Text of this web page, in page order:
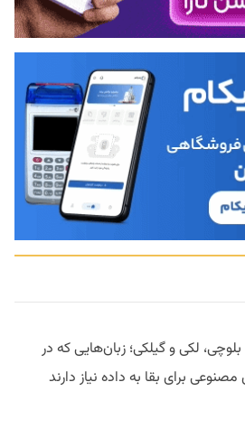
لکی و گیلکی؛ زبان‌هایی که در
برای بقا به داده نیاز دارند